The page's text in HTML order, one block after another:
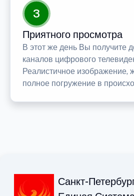
3
Приятного просмотра
В этот же день Вы получите
каналов цифрового
Реалистичное изображение,
полное погружение в
Санкт-